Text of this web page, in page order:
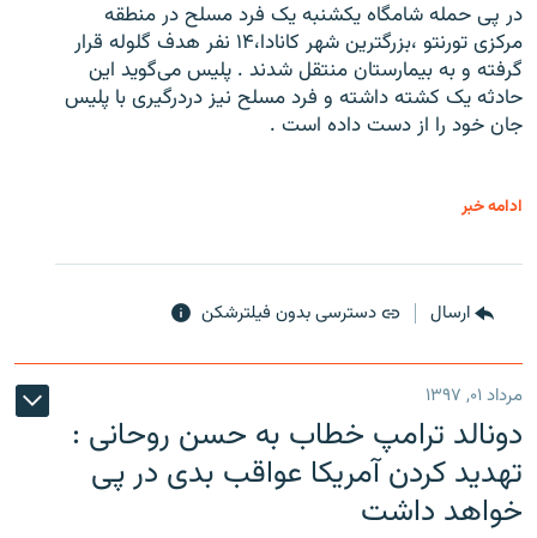
در پی حمله شامگاه یکشنبه یک فرد مسلح در منطقه
مرکزی تورنتو ،‌بزرگترین شهر کانادا،۱۴ نفر هدف گلوله قرار
گرفته و به بیمارستان منتقل شدند . پلیس می‌گوید این
حادثه یک کشته داشته و فرد مسلح نیز دردرگیری با پلیس
جان خود را از دست داده است .
ادامه خبر
ارسال دسترسی بدون فیلترشکن
مرداد ۰۱, ۱۳۹۷
دونالد ترامپ خطاب به حسن روحانی :
تهدید کردن آمریکا عواقب بدی در پی
خواهد داشت